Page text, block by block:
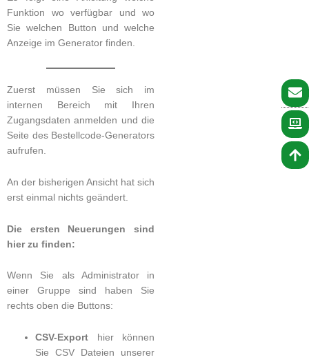
Funktion wo verfügbar und wo
Sie welchen Button und welche
Anzeige im Generator finden.
Zuerst müssen Sie sich im
internen Bereich mit Ihren
Zugangsdaten anmelden und die
Seite des Bestellcode-Generators
aufrufen.
An der bisherigen Ansicht hat sich
erst einmal nichts geändert.
Die ersten Neuerungen sind
hier zu finden:
Wenn Sie als Administrator in
einer Gruppe sind haben Sie
rechts oben die Buttons:
CSV-Export hier können
Sie CSV Dateien unserer